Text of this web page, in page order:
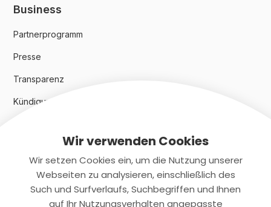
Business
Partnerprogramm
Presse
Transparenz
Kündigungsindex 2024
Rechtliches
Datenschutz
Wir verwenden Cookies
Wir setzen Cookies ein, um die Nutzung unserer
Webseiten zu analysieren, einschließlich des
Such und Surfverlaufs, Suchbegriffen und Ihnen
auf Ihr Nutzungsverhalten angepasste